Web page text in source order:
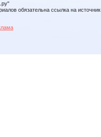
обязательна ссылка на источник